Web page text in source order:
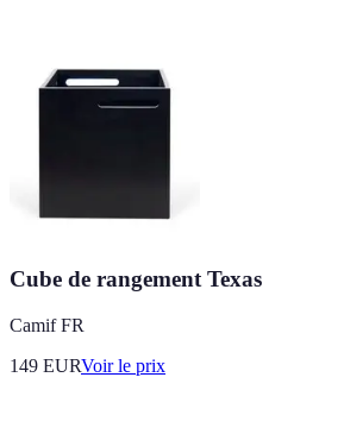
Cube de rangement Texas
Camif FR
149 EURVoir le prix